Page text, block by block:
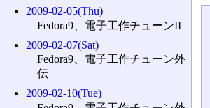
2009-02-05(Thu)
Fedora9、電子工作チューンII
2009-02-07(Sat)
Fedora9、電子工作チューン外
伝
2009-02-10(Tue)